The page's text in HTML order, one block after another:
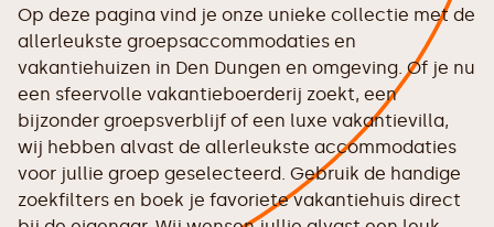
Op deze pagina vind je onze unieke collectie met de
allerleukste groepsaccommodaties en
vakantiehuizen in Den Dungen en omgeving. Of je nu
een sfeervolle vakantieboerderij zoekt, een
bijzonder groepsverblijf of een luxe vakantievilla,
wij hebben alvast de allerleukste accommodaties
voor jullie groep geselecteerd. Gebruik de handige
zoekfilters en boek je favoriete vakantiehuis direct